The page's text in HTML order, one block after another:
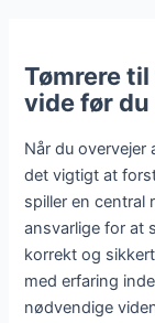
Tømrere
vide før
Når du overvejer
det vigtigt at
spiller en central
ansvarlige for at
korrekt og
med erfaring
nødvendige